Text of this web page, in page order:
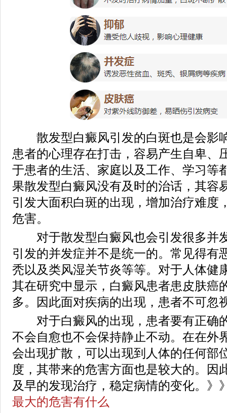
散发型白癜风引发的白斑也是会影
患者的心理存在打击，容易产生自卑、
于患者的生活、家庭以及工作、学习等
果散发型白癜风没有及时的治话，其容
引发大面积白斑的出现，增加治疗难度
危害。
对于散发型白癜风也会引发很多并
引发的并发症并不是统一的。常见得有
秃以及类风湿关节炎等等。对于人体健
其在研究中显示，白癜风患者患皮肤癌
多。因此面对疾病的出现，患者不可忽
对于白癜风的出现，患者要有正确
不会自愈也不会保持静止不动。在在外
会出现扩散，可以出现到人体的任何部
度，其带来的危害方面也是较大的。因
及早的发现治疗，稳定病情的变化。》
最大的危害有什么